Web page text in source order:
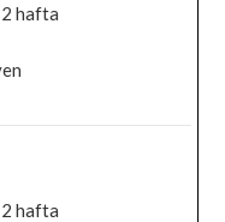
2 hafta
2 hafta